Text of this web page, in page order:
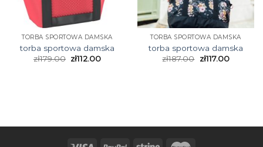
TORBA SPORTOWA DAMSKA
torba sportowa damska
zł179.00 zł112.00
TORBA SPORTOWA DAMSKA
torba sportowa damska
zł187.00 zł117.00